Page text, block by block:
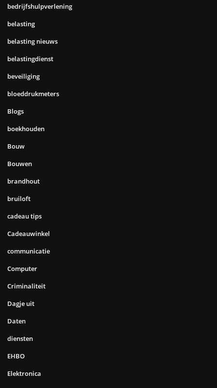
bedrijfshulpverlening
belasting
belasting nieuws
belastingdienst
beveiliging
bloeddrukmeters
Blogs
boekhouden
Bouw
Bouwen
brandhout
bruiloft
cadeau tips
Cadeauwinkel
communicatie
Computer
Criminaliteit
Dagje uit
Daten
diensten
EHBO
Elektronica